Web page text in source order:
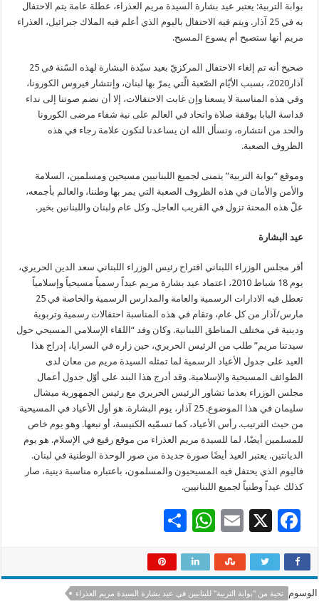
بوابة التربية: يعتبر عيد بشارة السيدة مريم العذراء، عطلة عامة يتم الاحتفال
به في 25 آذار. ويتم فيه الاحتفال باليوم الذي أعلم فيه الملاك جبرائيل، العذراء
مريم أنها ستصبح أم يسوع المسيح.
صحيح أنه تم إلغاء الاحتفال المركزيّ بعيد سيّدة البشارة لهذه السّنة في 25
آذار2020، بسبب الأيّام الصّعبة الّتي يمرّ بها لبنان، وإنتشار فيروس الكورونا،
وفي هذه المناسبة لا يسعنا وإن غابت الاحتفالات، إلا أن نضم صوتنا إلى نداء
قداسة البابا بوقفة صلاة واتحاد في العالم على نية شفاء مرضى الكورونا
والحد من انتشاره، ونسأل الله ان يساعدنا لنكون علامة رجاء في هذه
الظروف الصعبة.
وموقع “بوابة التربية” يتمنى لجميع اللبنانيين مسيحين ومسلمين، السلامة
والأمن والأمان في هذه الظروف الصعبة التي يمر بها وطننا، والعالم بأجمعه،
علّ هذه المحنة تزول في القريب العاجل. وكل عام ولبنان واللبنانين بخير.
عيد البشارة
أقر مجلس الوزراء اللبناني اقتراح رئيس الوزراء اللبناني سعد الدين الحريري،
يوم 18 شباط 2010، اعتماد عيد بشارة مريم عيداً رسمياً مسيحياً وإسلامياً
تعطل فيه الادارات الرسمية والعامة والمدارس الرسمية والخاصة في 25
مارس/آذار من كل عام، وتقام في هذه المناسبة احتفالات رسمية وتربوية
ودينية في مختلف المناطق اللبنانية. وكان وفد “اللقاء الإسلامي المسيحي حول
سيدتنا مريم” طلب من الرئيس الحريري، حين زاره في السرايا، إدراج هذا
العيد على جدول الأعياد الرسمية لما تمثله السيدة مريم من معان لدى
الطوائف المسيحية والإسلامية. وقد أدرج هذا البند على أوّل جدول أعمال
مجلس الوزراء بعدما تشاور الرئيس الحريري مع رئيس الجمهورية ميشال
سليمان في هذا الموضوع. 25 آذار، يوم البشارة. هو أول الأعياد في المسيحية
من حيث الترتيب. رأس الأعياد، كما تسمّيه الكنيسة، أو نبعها. وهو يوم خاص
للمسلمين أيضًا، لما للسيدة مريم العذراء من موقع رفيع في الإسلام. هو يوم
الديانتين. يعتبر العيد أيضًا صورة جديدة من صور الوحدة الوطنية في لبنان.
فاليوم الذي يحتفل فيه المسيحيون والمسلمون، باعتباره مناسبة دينية، صار
كذلك عيداً وطنياً لجميع اللبنانيين.
F
e
b
X
E
ai
l
W
at
sA
ar
e
الوسوم تحية من "بوابة التربية" للبنانيين في عيد بشارة السيدة مريم العذراء